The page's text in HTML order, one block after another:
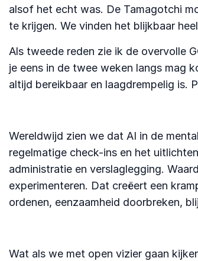
alsof het echt was. De Tamagotchi
te krijgen. We vinden het blijkbaar
Als tweede reden zie ik de overvolle
je eens in de twee weken langs mag
altijd bereikbaar en laagdrempelig is.
Wereldwijd zien we dat AI in de
regelmatige check-ins en het
administratie en verslaglegging.
experimenteren. Dat creëert een
ordenen, eenzaamheid doorbreken,
Wat als we met open vizier gaan